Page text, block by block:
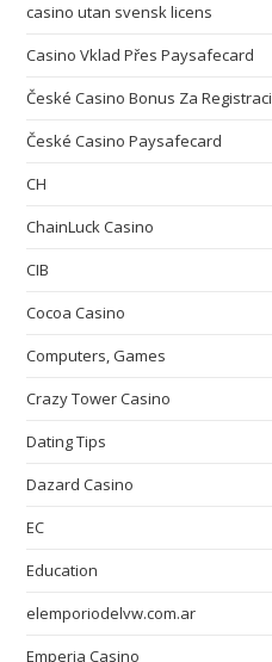
casino utan svensk licens
Casino Vklad Přes Paysafecard
České Casino Bonus Za Registraci
České Casino Paysafecard
CH
ChainLuck Casino
CIB
Cocoa Casino
Computers, Games
Crazy Tower Сasino
Dating Tips
Dazard Casino
EC
Education
elemporiodelvw.com.ar
Emperia Casino